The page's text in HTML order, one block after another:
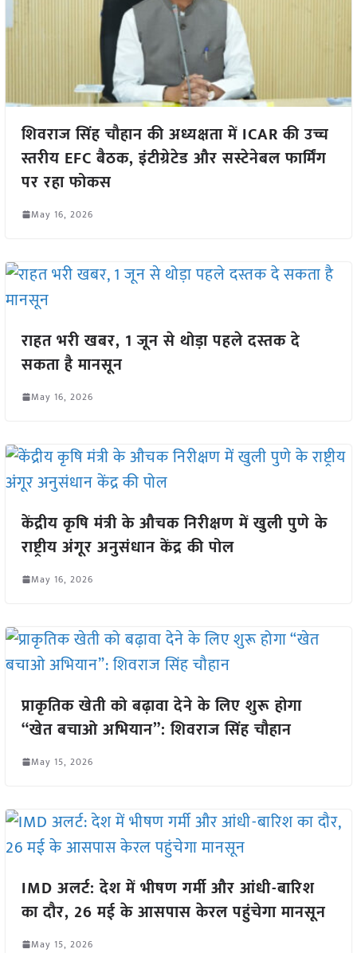
शिवराज सिंह चौहान की अध्यक्षता में ICAR की उच्च
स्तरीय EFC बैठक, इंटीग्रेटेड और सस्टेनेबल फार्मिंग
पर रहा फोकस
May 16, 2026
राहत भरी खबर, 1 जून से थोड़ा पहले दस्तक दे
सकता है मानसून
May 16, 2026
केंद्रीय कृषि मंत्री के औचक निरीक्षण में खुली पुणे के
राष्ट्रीय अंगूर अनुसंधान केंद्र की पोल
May 16, 2026
प्राकृतिक खेती को बढ़ावा देने के लिए शुरू होगा
“खेत बचाओ अभियान”: शिवराज सिंह चौहान
May 15, 2026
IMD अलर्ट: देश में भीषण गर्मी और आंधी-बारिश
का दौर, 26 मई के आसपास केरल पहुंचेगा मानसून
May 15, 2026